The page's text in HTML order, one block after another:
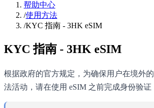
帮助中心
/使用方法
/KYC 指南 - 3HK eSIM
KYC 指南 - 3HK eSIM
根据政府的官方规定，为确保用户在境外
法活动，请在使用 eSIM 之前完成身份验证